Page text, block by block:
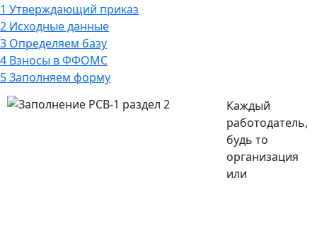
1 Утверждающий приказ
2 Исходные данные
3 Определяем базу
4 Взносы в ФФОМС
5Заполняем форму
Каждый
работодатель,
будь то
организация
или